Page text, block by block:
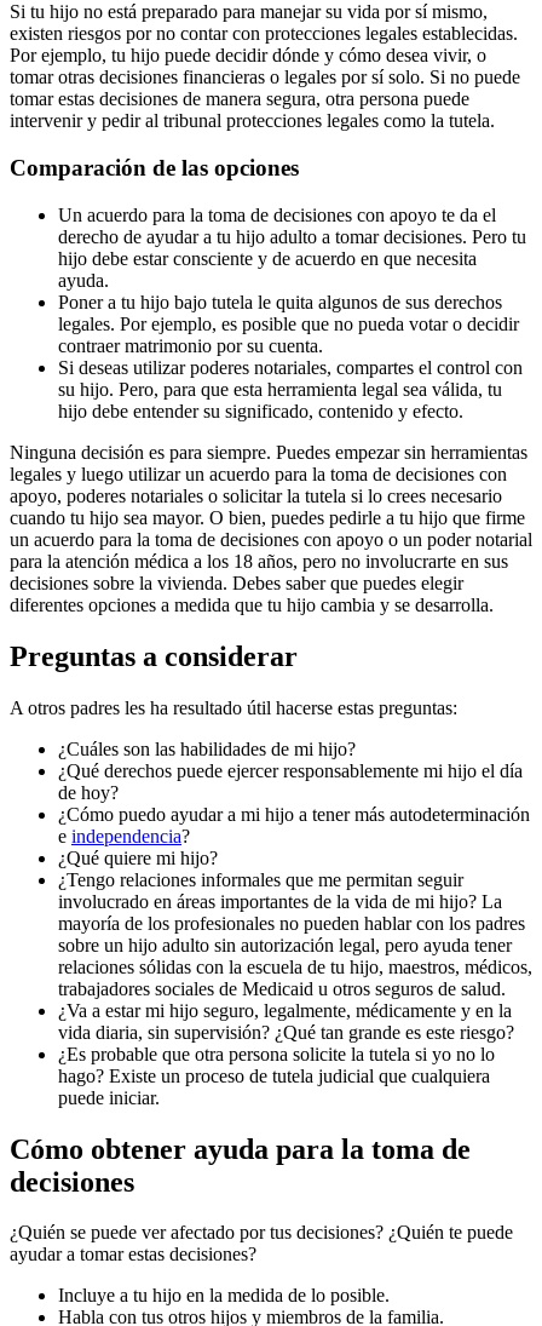
Si tu hijo no está preparado para manejar su vida por sí mismo,
existen riesgos por no contar con protecciones legales establecidas.
Por ejemplo, tu hijo puede decidir dónde y cómo desea vivir, o
tomar otras decisiones financieras o legales por sí solo. Si no puede
tomar estas decisiones de manera segura, otra persona puede
intervenir y pedir al tribunal protecciones legales como la tutela.
Comparación de las opciones
Un acuerdo para la toma de decisiones con apoyo te da el
derecho de ayudar a tu hijo adulto a tomar decisiones. Pero tu
hijo debe estar consciente y de acuerdo en que necesita
ayuda.
Poner a tu hijo bajo tutela le quita algunos de sus derechos
legales. Por ejemplo, es posible que no pueda votar o decidir
contraer matrimonio por su cuenta.
Si deseas utilizar poderes notariales, compartes el control con
su hijo. Pero, para que esta herramienta legal sea válida, tu
hijo debe entender su significado, contenido y efecto.
Ninguna decisión es para siempre. Puedes empezar sin herramientas
legales y luego utilizar un acuerdo para la toma de decisiones con
apoyo, poderes notariales o solicitar la tutela si lo crees necesario
cuando tu hijo sea mayor. O bien, puedes pedirle a tu hijo que firme
un acuerdo para la toma de decisiones con apoyo o un poder notarial
para la atención médica a los 18 años, pero no involucrarte en sus
decisiones sobre la vivienda. Debes saber que puedes elegir
diferentes opciones a medida que tu hijo cambia y se desarrolla.
Preguntas a considerar
A otros padres les ha resultado útil hacerse estas preguntas:
¿Cuáles son las habilidades de mi hijo?
¿Qué derechos puede ejercer responsablemente mi hijo el día
de hoy?
¿Cómo puedo ayudar a mi hijo a tener más autodeterminación
e independencia?
¿Qué quiere mi hijo?
¿Tengo relaciones informales que me permitan seguir
involucrado en áreas importantes de la vida de mi hijo? La
mayoría de los profesionales no pueden hablar con los padres
sobre un hijo adulto sin autorización legal, pero ayuda tener
relaciones sólidas con la escuela de tu hijo, maestros, médicos,
trabajadores sociales de Medicaid u otros seguros de salud.
¿Va a estar mi hijo seguro, legalmente, médicamente y en la
vida diaria, sin supervisión? ¿Qué tan grande es este riesgo?
¿Es probable que otra persona solicite la tutela si yo no lo
hago? Existe un proceso de tutela judicial que cualquiera
puede iniciar.
Cómo obtener ayuda para la toma de
decisiones
¿Quién se puede ver afectado por tus decisiones? ¿Quién te puede
ayudar a tomar estas decisiones?
Incluye a tu hijo en la medida de lo posible.
Habla con tus otros hijos y miembros de la familia.